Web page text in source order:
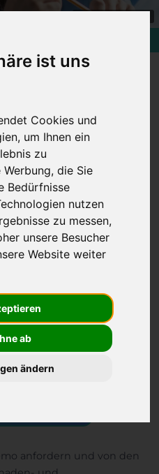
ist uns
Cookies und
um Ihnen ein
zu
die Sie
Bedürfnisse
nutzen
zu messen,
unsere Besucher
Website weiter
ab
ändern
und
für
und
können
Informationen
einen geführten
auf jedem Endgerät
und zu jeder
die 8 einfachen
Schadenaufnahme
an.
anfordern und von den